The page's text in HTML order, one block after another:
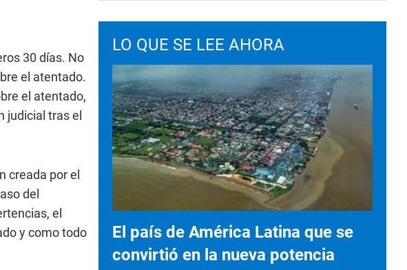
30 días. No
el atentado.
el atentado,
judicial tras el
creada por el
del
el
y como todo
LO QUE SE LEE AHORA
El país de América Latina que se
convirtió en la nueva potencia